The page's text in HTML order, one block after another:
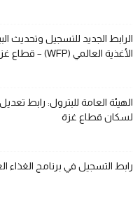
الرابط الجديد للتسجيل وتحديث
الأغذية العالمي (WFP) – قطاع غزة
الهيئة العامة للبترول: رابط
لسكان قطاع غزة
رابط التسجيل في برنامج الغذاء